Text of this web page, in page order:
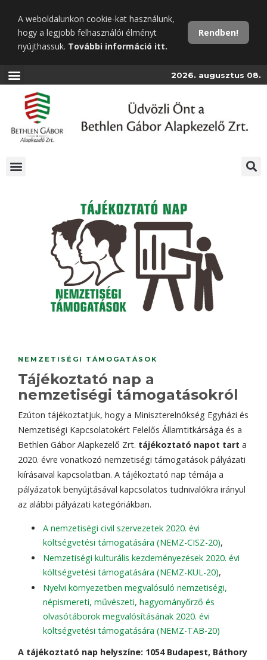
tartalomra
A weboldalunkon cookie-kat használunk,
hogy a legjobb felhasználói élményt
nyújthassuk. További információ itt.
Rendben!
2026. augusztus 08.
NEMZETISÉGI TÁMOGATÁSOK
Tájékoztató nap a
nemzetiségi támogatásokról
Ezúton tájékoztatjuk, hogy a Miniszterelnökség Egyházi és
Nemzetiségi Kapcsolatokért Felelős Államtitkársága és a
Bethlen Gábor Alapkezelő Zrt. tájékoztató napot tart a
2020. évre vonatkozó nemzetiségi támogatások pályázati
kiírásaival kapcsolatban. A tájékoztató nap témája a
pályázatok benyújtásával kapcsolatos tudnivalókra irányul
az alábbi pályázati kategóriákban.
A nemzetiségi civil szervezetek 2020. évi
költségvetési támogatására (NEMZ-CISZ-20),
Nemzetiségi kulturális kezdeményezések 2020. évi
költségvetési támogatására (NEMZ-KUL-20),
Nyelvi környezetben megvalósuló nemzetiségi,
népismereti, művészeti, hagyományőrző és
olvasótáborok megvalósításának 2020. évi
költségvetési támogatására (NEMZ-TAB-20)
A tájékoztató nap helyszíne: 1054 Budapest, Báthory